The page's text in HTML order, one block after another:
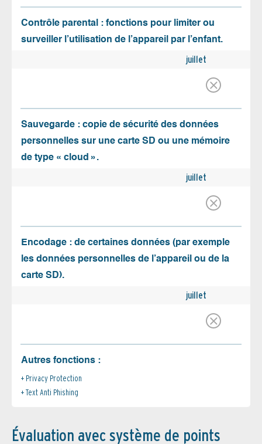
Contrôle parental : fonctions pour limiter ou
surveiller l’utilisation de l’appareil par l’enfant.
juillet
Sauvegarde : copie de sécurité des données
personnelles sur une carte SD ou une mémoire
de type « cloud ».
juillet
Encodage : de certaines données (par exemple
les données personnelles de l’appareil ou de la
carte SD).
juillet
Autres fonctions :
Privacy Protection
Text Anti Phishing
Évaluation avec système de points